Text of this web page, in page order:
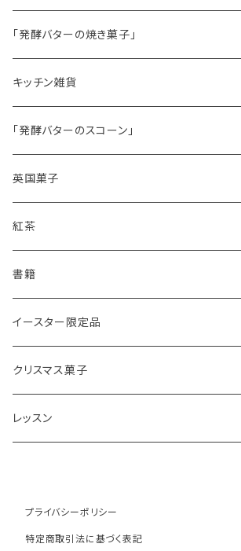
ハマースレイ
「発酵バターの焼き菓子」
バターサンドクッキー
シードケーキ
レモンドリズルケーキ
オーガニックラベンダー
ルバーブ
アールグレイ
いちご
キッチン雑貨
「発酵バターのスコーン」
プレーンスコーン
スコーンギフト
スコーンと紅茶のギフト
アールグレイティースコーン
チーズスコーン
オーガニックラベンダー
抹茶と小豆
栗のスコーン
苺ミルク
英国菓子
レモンドリズルケーキ
バナナブレッド
ウエリッシュケーキ
ヴィクトリアサンドイッチケーキ
オレンジとポピーシードのケーキ
シードケーキ
紅茶
アールグレイ
リーフ
ティーバッグ
セイロンティー
ディンブラ
ウバ
キャンディー
紅茶ギフト
紅茶・お菓子ギフト
薔薇の紅茶
イングリッシュブレックファースト
書籍
インテリア
紅茶缶
本
テーブル雑貨・器
イースター限定品
ビスケット・クッキー
アイシングクッキー
クリスマス菓子
ミンスパイ
ジンジャーブレッドマン
レッスン
オンラインレッスン
プライバシーポリシー
特定商取引法に基づく表記